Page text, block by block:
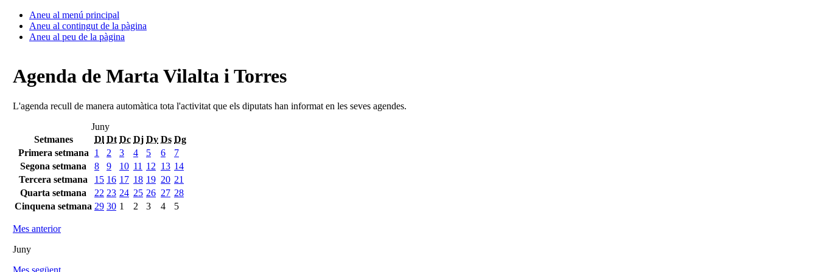
Aneu al menú principal
Aneu al contingut de la pàgina
Aneu al peu de la pàgina
Agenda de Marta Vilalta i Torres
L'agenda recull de manera automàtica tota l'activitat que els diputats han informat en les seves agendes.
Juny
Setmanes
Dl Dt Dc Dj Dv Ds Dg
Primera setmana
1 2 3 4 5 6
7
Segona setmana
8 9 10 11 12 13 14
Tercera setmana
15 16 17 18 19 20 21
Quarta setmana
22 23 24 25 26 27 28
Cinquena setmana 29 30 1 2 3 4 5
Mes anterior
Juny
Mes següent